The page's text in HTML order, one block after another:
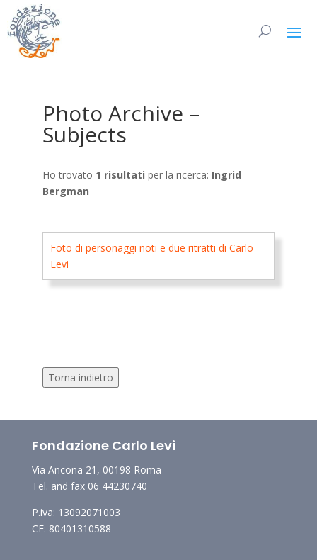
Photo Archive –
Subjects
Ho trovato 1 risultati per la ricerca: Ingrid
Bergman
Foto di personaggi noti e due ritratti di Carlo
Levi
Torna indietro
Fondazione Carlo Levi
Via Ancona 21, 00198 Roma
Tel. and fax 06 44230740
P.iva: 13092071003
CF: 80401310588